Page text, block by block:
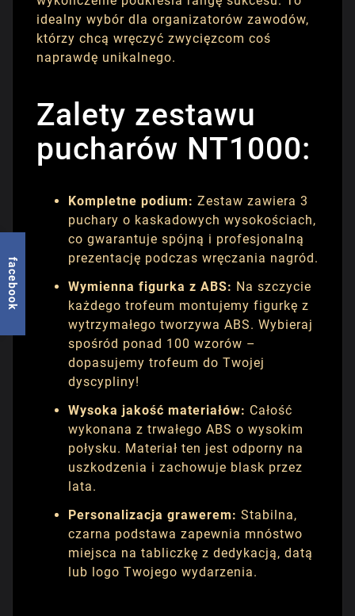
idealny wybór dla organizatorów zawodów,
którzy chcą wręczyć zwycięzcom coś
naprawdę unikalnego.
Zalety zestawu
pucharów NT1000:
Kompletne podium: Zestaw zawiera 3
puchary o kaskadowych wysokościach,
co gwarantuje spójną i profesjonalną
prezentację podczas wręczania nagród.
Wymienna figurka z ABS: Na szczycie
każdego trofeum montujemy figurkę z
wytrzymałego tworzywa ABS. Wybieraj
spośród ponad 100 wzorów –
dopasujemy trofeum do Twojej
dyscypliny!
Wysoka jakość materiałów: Całość
wykonana z trwałego ABS o wysokim
połysku. Materiał ten jest odporny na
uszkodzenia i zachowuje blask przez
lata.
Personalizacja grawerem: Stabilna,
czarna podstawa zapewnia mnóstwo
miejsca na tabliczkę z dedykacją, datą
lub logo Twojego wydarzenia.
facebook